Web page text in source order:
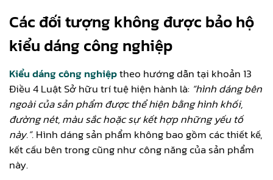
Các đối tượng không được bảo hộ
kiểu dáng công nghiệp
Kiểu dáng công nghiệptheo hướng dẫn tại khoản 13
Điều 4 Luật Sở hữu trí tuệ hiện hành là: “hình dáng bên
ngoài của sản phẩm được thể hiện bằng hình khối,
đường nét, màu sắc hoặc sự kết hợp những yếu tố
này.”.Hình dáng sản phẩm không bao gồm các thiết kế,
kết cấu bên trong cũng như công năng của sản phẩm
này.